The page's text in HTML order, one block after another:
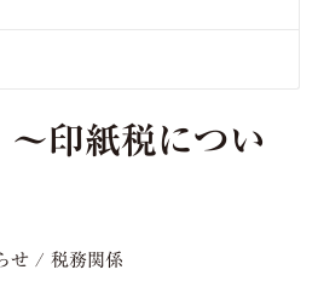
～印紙税につい
せ / 税務関係